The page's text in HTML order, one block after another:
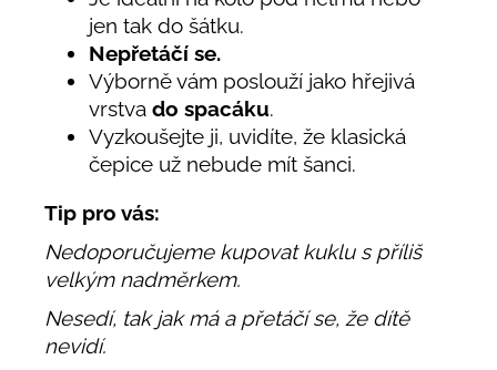
jen tak do šátku.
Nepřetáčí se.
Výborně vám poslouží jako hřejivá
vrstva do spacáku.
Vyzkoušejte ji, uvidíte, že klasická
čepice už nebude mít šanci.
Tip pro vás:
Nedoporučujeme kupovat kuklu s příliš
velkým nadměrkem.
Nesedí, tak jak má a přetáčí se, že dítě
nevidí.